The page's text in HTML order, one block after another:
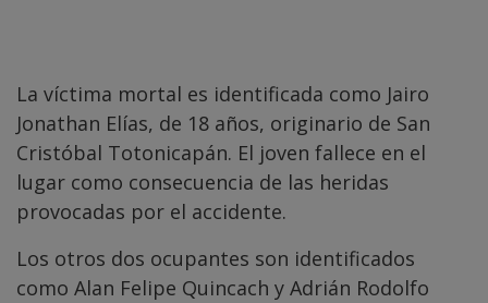
La víctima mortal es identificada como Jairo
Jonathan Elías, de 18 años, originario de San
Cristóbal Totonicapán. El joven fallece en el
lugar como consecuencia de las heridas
provocadas por el accidente.
Los otros dos ocupantes son identificados
como Alan Felipe Quincach y Adrián Rodolfo